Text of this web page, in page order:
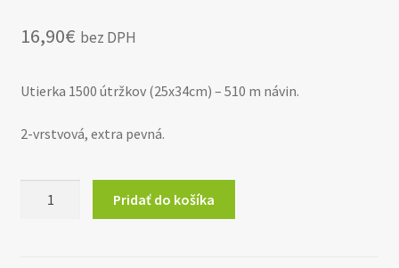
16,90€ bez DPH
Utierka 1500 útržkov (25x34cm) – 510 m návin.
2-vrstvová, extra pevná.
Pridať do košíka